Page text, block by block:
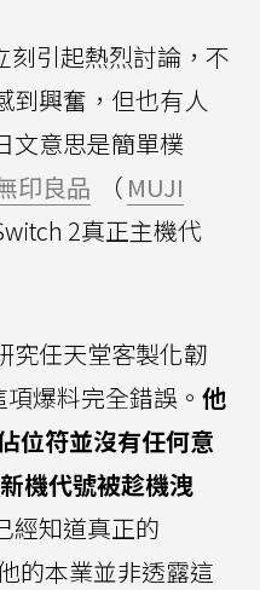
刻引起熱烈討論，不
到興奮，但也有人
文意思是簡單樸
印良品 （ MUJI
2真正主機代
究任天堂客製化韌
項爆料完全錯誤。 他
位符並沒有任何意
機代號被趁機洩
經知道真正的
的本業並非透露這